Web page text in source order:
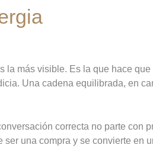
más visible. Es la que hace
Una cadena equilibrada, en
correcta no parte con
una compra y se convierte en